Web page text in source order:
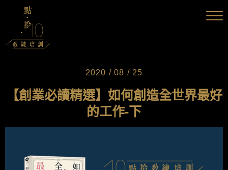
2020 / 08 / 25
【創業必讀精選】如何創造全世界最好
的工作-下